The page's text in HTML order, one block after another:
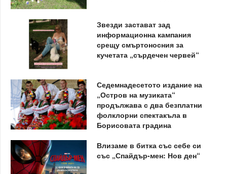
Звезди застават зад
информационна кампания
срещу смъртоносния за
кучетата „сърдечен червей“
Седемнадесетото издание на
„Остров на музиката“
продължава с два безплатни
фолклорни спектакъла в
Борисовата градина
Влизаме в битка със себе си
със „Спайдър-мен: Нов ден“